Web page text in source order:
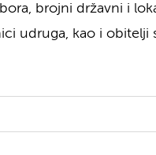
brojni državni i
udruga, kao i obitelji